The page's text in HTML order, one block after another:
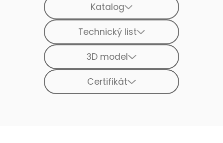
Katalog
Technický list
3D model
Certifikát